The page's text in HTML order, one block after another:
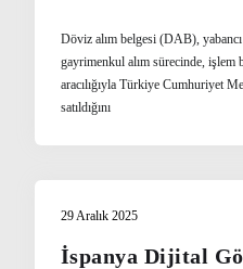
Döviz alım belgesi (DAB),
gayrimenkul alım sürecinde, işlem
aracılığıyla Türkiye Cumhuriyet
satıldığını
29 Aralık 2025
İspanya Dijital